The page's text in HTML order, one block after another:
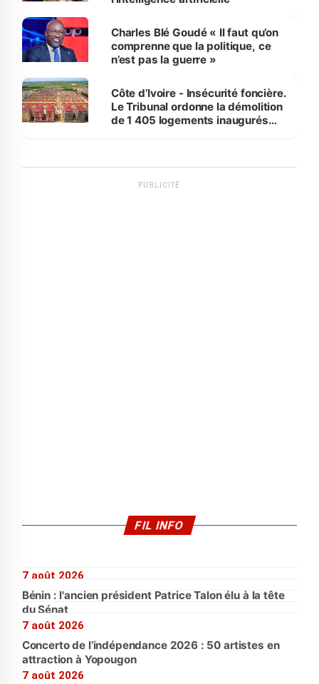
Charles Blé Goudé « Il faut qu’on
comprenne que la politique, ce
n’est pas la guerre »
Côte d’Ivoire - Insécurité foncière.
Le Tribunal ordonne la démolition
de 1 405 logements inaugurés
PUBLICITÉ
FIL INFO
7 août 2026
Bénin : l'ancien président Patrice Talon élu à la tête
du Sénat
7 août 2026
Concerto de l’indépendance 2026 : 50 artistes en
attraction à Yopougon
7 août 2026